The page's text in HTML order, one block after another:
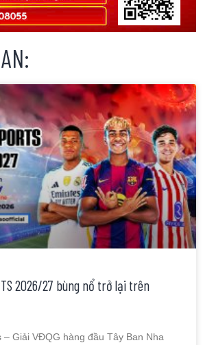
2026/27 bùng nổ trở lại trên
– Giải VĐQG hàng đầu Tây Ban Nha